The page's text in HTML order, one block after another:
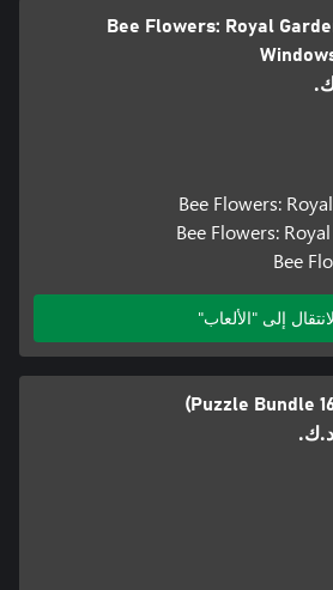
Bee Flowers: Royal
Bee Flowers:
Bee Flowers:
Bee
إلى "الألعاب"
Puzzle Bundle